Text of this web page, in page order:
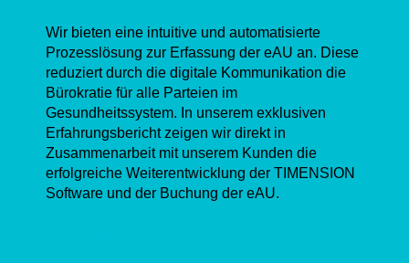
Wir bieten eine intuitive und automatisierte
Prozesslösung zur Erfassung der eAU an. Diese
reduziert durch die digitale Kommunikation die
Bürokratie für alle Parteien im
Gesundheitssystem. In unserem exklusiven
Erfahrungsbericht zeigen wir direkt in
Zusammenarbeit mit unserem Kunden die
erfolgreiche Weiterentwicklung der TIMENSION
Software und der Buchung der eAU.